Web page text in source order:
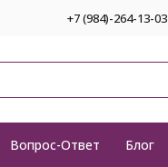
+7 (984)-264-13-03
Вопрос-Ответ Блог